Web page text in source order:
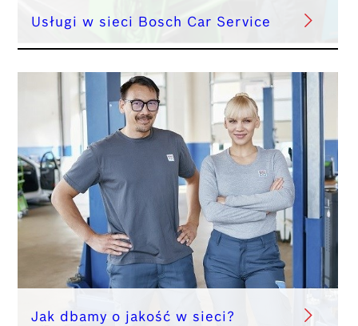
Usługi w sieci Bosch Car Service
Jak dbamy o jakość w sieci?